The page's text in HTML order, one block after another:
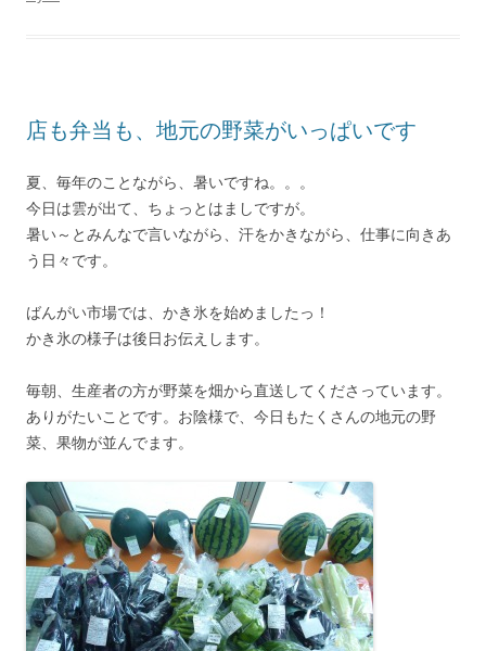
店も弁当も、地元の野菜がいっぱいです
夏、毎年のことながら、暑いですね。。。
今日は雲が出て、ちょっとはましですが。
暑い～とみんなで言いながら、汗をかきながら、仕事に向きあ
う日々です。
ばんがい市場では、かき氷を始めましたっ！
かき氷の様子は後日お伝えします。
毎朝、生産者の方が野菜を畑から直送してくださっています。
ありがたいことです。お陰様で、今日もたくさんの地元の野
菜、果物が並んでます。